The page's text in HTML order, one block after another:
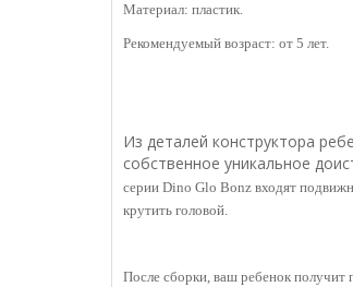
Материал: пластик.
Рекомендуемый возраст: от 5 лет.
Из деталей конструктора
собственное уникальное
серии Dino Glo Bonz входят
крутить головой.
После сборки, ваш ребенок получит